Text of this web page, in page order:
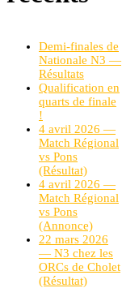
Demi-finales de
Nationale N3 —
Résultats
Qualification en
quarts de finale
!
4 avril 2026 —
Match Régional
vs Pons
(Résultat)
4 avril 2026 —
Match Régional
vs Pons
(Annonce)
22 mars 2026
— N3 chez les
ORCs de Cholet
(Résultat)